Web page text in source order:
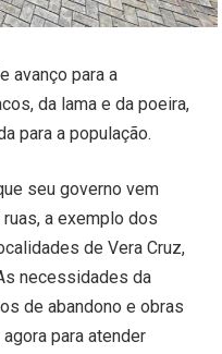
avanço para a
da lama e da poeira,
para a população.
seu governo vem
a exemplo dos
de Vera Cruz,
necessidades da
de abandono e obras
para atender